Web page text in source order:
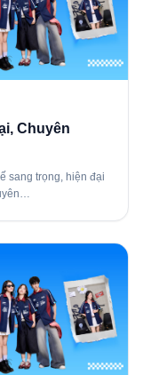
Chuyên
sang trọng, hiện đại